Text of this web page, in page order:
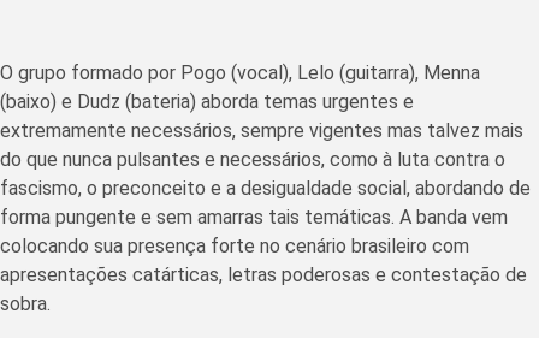
O grupo formado por Pogo (vocal), Lelo (guitarra), Menna
(baixo) e Dudz (bateria) aborda temas urgentes e
extremamente necessários, sempre vigentes mas talvez mais
do que nunca pulsantes e necessários, como à luta contra o
fascismo, o preconceito e a desigualdade social, abordando de
forma pungente e sem amarras tais temáticas. A banda vem
colocando sua presença forte no cenário brasileiro com
apresentações catárticas, letras poderosas e contestação de
sobra.